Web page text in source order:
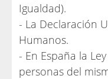
Igualdad).
- La Declaración
Humanos.
- En España la
personas del